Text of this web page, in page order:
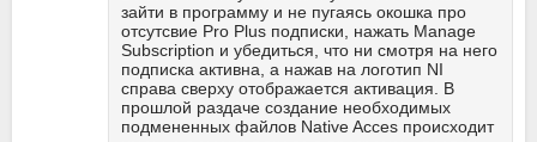
зайти в программу и не пугаясь окошка про
отсутсвие Pro Plus подписки, нажать Manage
Subscription и убедиться, что ни смотря на него
подписка активна, а нажав на логотип NI
справа сверху отображается активация. В
прошлой раздаче создание необходимых
подмененных файлов Native Acces происходит